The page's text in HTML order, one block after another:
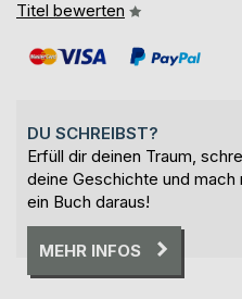
Titel bewerten
DU SCHREIBST?
Erfüll dir deinen Traum,
deine Geschichte und mach
ein Buch daraus!
MEHR INFOS